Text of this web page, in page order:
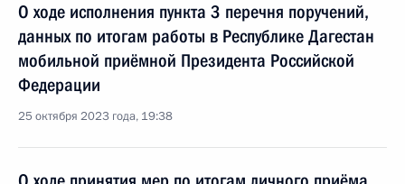
О ходе исполнения пункта 3 перечня поручений,
данных по итогам работы в Республике Дагестан
мобильной приёмной Президента Российской
Федерации
25 октября 2023 года, 19:38